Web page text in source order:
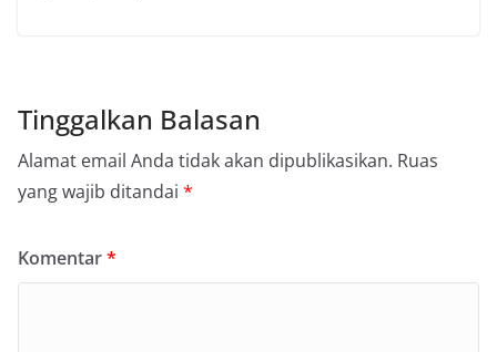
Tinggalkan Balasan
Alamat email Anda tidak akan dipublikasikan. Ruas
yang wajib ditandai *
Komentar*